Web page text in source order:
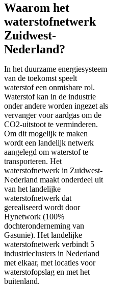
Waarom het
waterstofnetwerk
Zuidwest-
Nederland?
In het duurzame energiesysteem
van de toekomst speelt
waterstof een onmisbare rol.
Waterstof kan in de industrie
onder andere worden ingezet als
vervanger voor aardgas om de
CO2-uitstoot te verminderen.
Om dit mogelijk te maken
wordt een landelijk netwerk
aangelegd om waterstof te
transporteren. Het
waterstofnetwerk in Zuidwest-
Nederland maakt onderdeel uit
van het landelijke
waterstofnetwerk dat
gerealiseerd wordt door
Hynetwork (100%
dochteronderneming van
Gasunie). Het landelijke
waterstofnetwerk verbindt 5
industrieclusters in Nederland
met elkaar, met locaties voor
waterstofopslag en met het
buitenland.